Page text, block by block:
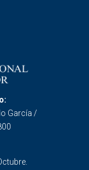
García /